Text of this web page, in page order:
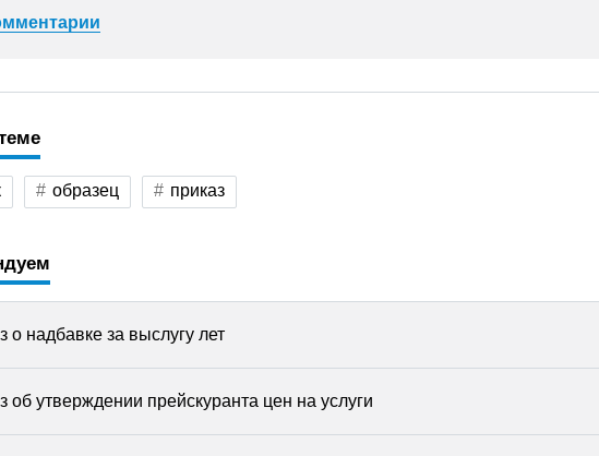
образец приказ
о надбавке за выслугу лет
об утверждении прейскуранта цен на услуги